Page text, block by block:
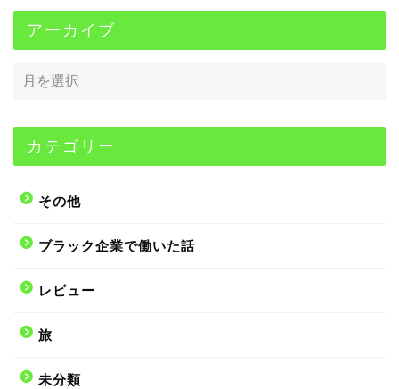
アーカイブ
カテゴリー
その他
ブラック企業で働いた話
レビュー
旅
未分類